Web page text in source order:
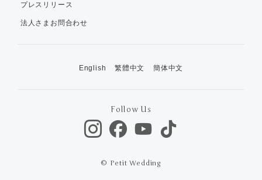
プレスリリース
法人さまお問合わせ
English 繁體中文 簡体中文
Follow Us
© Petit Wedding